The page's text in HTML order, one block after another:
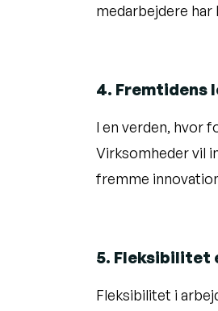
medarbejdere har
4. Fremtidens
I en verden, hvor
Virksomheder vil
fremme
5. Fleksibilitet
Fleksibilitet i